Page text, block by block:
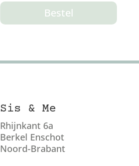
Bestel
Sis & Me
Rhijnkant 6a
Berkel Enschot
Noord-Brabant